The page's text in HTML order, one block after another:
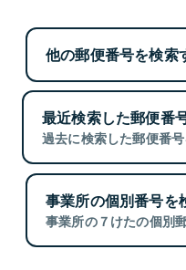
他の郵便番号を検索
最近検索した郵便番
過去に検索した郵便番号
事業所の個別番号を
事業所の７けたの個別